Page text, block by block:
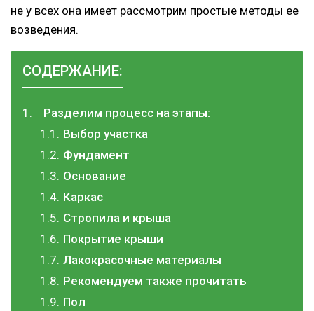
не у всех она имеет рассмотрим простые методы ее
возведения.
СОДЕРЖАНИЕ:
Разделим процесс на этапы:
Выбор участка
Фундамент
Основание
Каркас
Стропила и крыша
Покрытие крыши
Лакокрасочные материалы
Рекомендуем также прочитать
Пол